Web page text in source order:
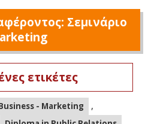
Σεμινάριο
ετικέτες
- Marketing ,